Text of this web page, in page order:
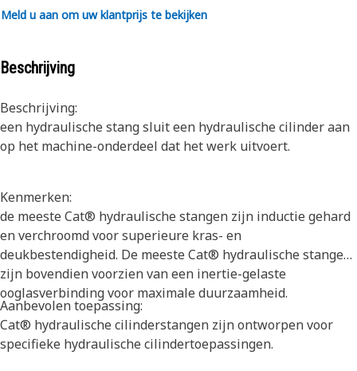
Meld u aan om uw klantprijs te bekijken
Beschrijving
Beschrijving:
een hydraulische stang sluit een hydraulische cilinder aan
op het machine-onderdeel dat het werk uitvoert.
Kenmerken:
de meeste Cat® hydraulische stangen zijn inductie gehard
en verchroomd voor superieure kras- en
deukbestendigheid. De meeste Cat® hydraulische stangen
zijn bovendien voorzien van een inertie-gelaste
ooglasverbinding voor maximale duurzaamheid.
Aanbevolen toepassing:
Cat® hydraulische cilinderstangen zijn ontworpen voor
specifieke hydraulische cilindertoepassingen.